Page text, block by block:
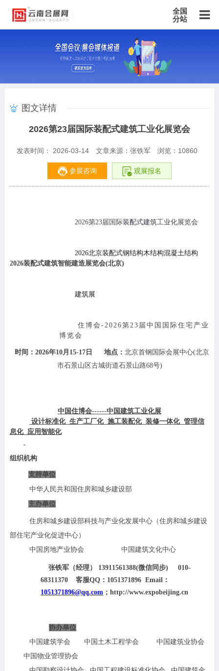
全国
分站
主站
广东站 重庆站 天津站 江苏站
河南站 河北站
甘肃站
新疆站
四川站
图文详情
2026第23届国际装配式建筑工业化展览会
发表时间： 2026-03-14 文章来源：张铁军 浏览： 10860
参展咨询 观展报名
2026第23届 国际装配式建筑工业化展览会
2026北京装配式钢结构木结构混凝土结构
2026装配式建筑智能建造展览会(北京)
建筑展
住博会 -2026第23 届中国国际住宅产业
博览会
时间： 2026年10月 15-17 日 地点： 北京首钢国际会展中心(北京
市石景山区古城街道石景山路68号)
中国住博会------中国建筑工业化展
设计标准化 生产工厂化 施工装配化 装修一体化 管理信
息化 应用智能化
组织机构
支持单位
中华人民共和国住房和城乡建设部
主办单位
住房和城乡建设部科技与产业化发展中心（住房和城乡建设
部住宅产业化促进中心）
中国房地产业协会
中国建筑文化中心
张铁军（经理） 13911561388(微信同步)
010-
68311370 客服QQ：1051371896 Email：
1051371896@qq.com ； http://www.expobeijing.cn
协办单位
中国建筑学会
中国土木工程学会
中国建筑业协会
中国物业管理协会